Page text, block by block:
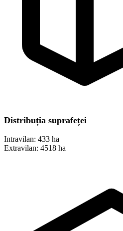
Distribuția suprafeței
Intravilan: 433 ha
Extravilan: 4518 ha